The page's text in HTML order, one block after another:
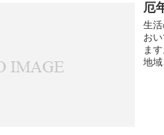
厄
生
お
ま
地